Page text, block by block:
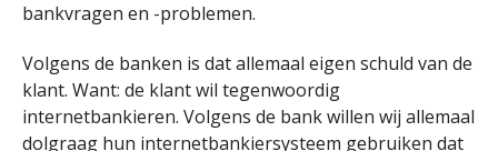
bankvragen en -problemen.
Volgens de banken is dat allemaal eigen schuld van de
klant. Want: de klant wil tegenwoordig
internetbankieren. Volgens de bank willen wij allemaal
dolgraag hun internetbankiersysteem gebruiken dat